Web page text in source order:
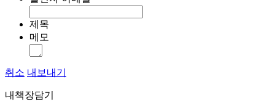
제목
메모
취소 내보내기
내책장담기